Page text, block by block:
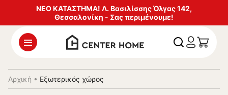
ΝΕΟ ΚΑΤΑΣΤΗΜΑ! Λ. Βασιλίσσης Όλγας 142,
Θεσσαλονίκη - Σας περιμένουμε!
Αρχική • Εξωτερικός χώρος